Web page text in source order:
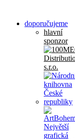
doporučujeme
hlavní
sponzor